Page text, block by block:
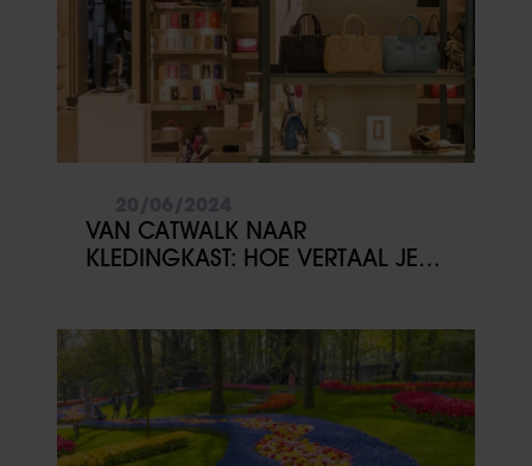
VAN CATWALK NAAR
KLEDINGKAST: HOE VERTAAL JE